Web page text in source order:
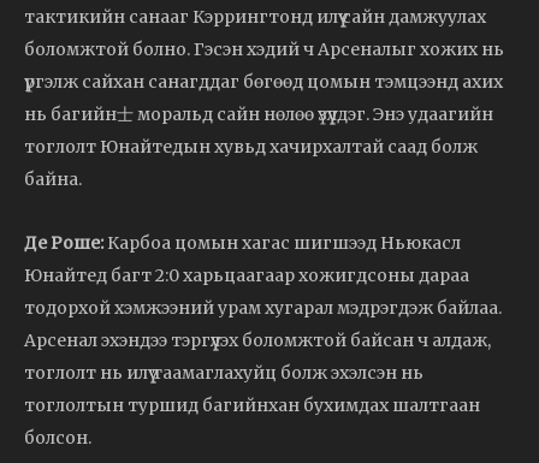
тактикийн санааг Кэррингтонд илүү сайн дамжуулах
боломжтой болно. Гэсэн хэдий ч Арсеналыг хожих нь
үргэлж сайхан санагддаг бөгөөд цомын тэмцээнд ахих
нь багийн士 моральд сайн нөлөө үзүүлдэг. Энэ удаагийн
тоглолт Юнайтедын хувьд хачирхалтай саад болж
байна.
Де Роше: Карбоа цомын хагас шигшээд Ньюкасл
Юнайтед багт 2:0 харьцаагаар хожигдсоны дараа
тодорхой хэмжээний урам хугарал мэдрэгдэж байлаа.
Арсенал эхэндээ тэргүүлэх боломжтой байсан ч алдаж,
тоглолт нь илүү таамаглахуйц болж эхэлсэн нь
тоглолтын туршид багийнхан бухимдах шалтгаан
болсон.